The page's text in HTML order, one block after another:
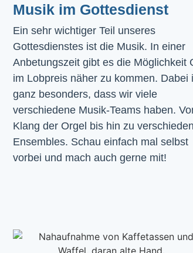
Musik im Gottesdienst​
Ein sehr wichtiger Teil unseres
Gottesdienstes ist die Musik. In einer
Anbetungszeit gibt es die Möglichkeit
im Lobpreis näher zu kommen. Dabei
ganz besonders, dass wir viele
verschiedene Musik-Teams haben.
Klang der Orgel bis hin zu
Ensembles. Schau einfach mal selbst
vorbei und mach auch gerne mit!